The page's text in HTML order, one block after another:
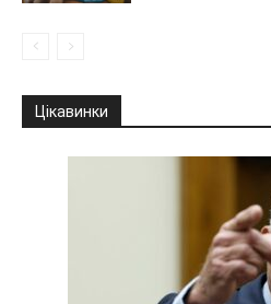
Цікавинки